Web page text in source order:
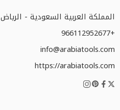
المملكة العربية السعودية - الرياض
+966112952677
info@arabiatools.com
https://arabiatools.com